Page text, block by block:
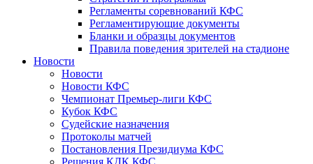
Регламенты соревнований КФС
Регламентирующие документы
Бланки и образцы документов
Правила поведения зрителей на стадионе
Новости
Новости
Новости КФС
Чемпионат Премьер-лиги КФС
Кубок КФС
Судейские назначения
Протоколы матчей
Постановления Президиума КФС
Решения КДК КФС